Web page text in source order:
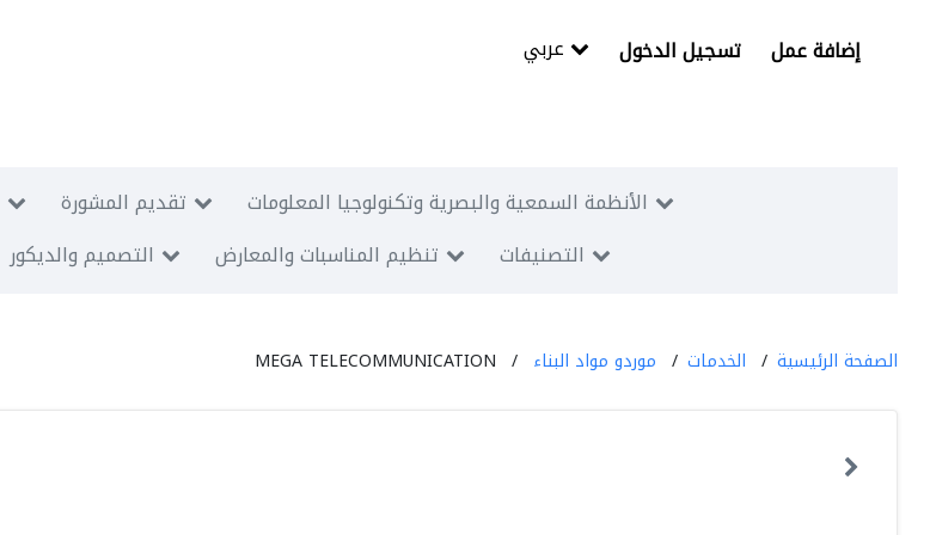
تسجيل الدخول إضافة عمل
تقديم المشورة
الأنظمة السمعية والبصرية وتكنولوجيا المعلومات
التصميم والديكور تنظيم المناسبات والمعارض التصنيفات
الصفحة الرئيسية الخدمات موردو مواد البناء MEGA TELECOMMUNICATION